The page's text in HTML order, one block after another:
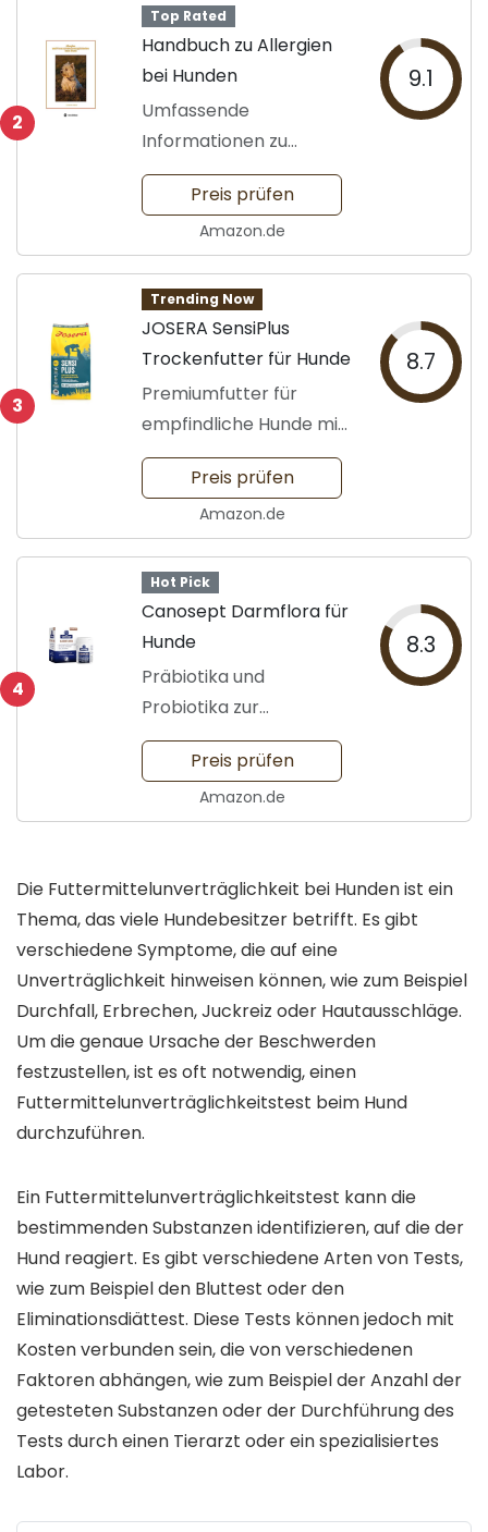
2
Top Rated
Handbuch zu Allergien
bei Hunden
Umfassende
Informationen zu
Symptomen und
Therapien
9.1
Preis prüfen
Amazon.de
3
Trending Now
JOSERA SensiPlus
Trockenfutter für Hunde
Premiumfutter für
empfindliche Hunde mit
Ente
8.7
Preis prüfen
Amazon.de
4
Hot Pick
Canosept Darmflora für
Hunde
Präbiotika und
Probiotika zur
Verdauungsförderung
8.3
Preis prüfen
Amazon.de
Die Futtermittelunverträglichkeit bei Hunden ist ein
Thema, das viele Hundebesitzer betrifft. Es gibt
verschiedene Symptome, die auf eine
Unverträglichkeit hinweisen können, wie zum Beispiel
Durchfall, Erbrechen, Juckreiz oder Hautausschläge.
Um die genaue Ursache der Beschwerden
festzustellen, ist es oft notwendig, einen
Futtermittelunverträglichkeitstest beim Hund
durchzuführen.
Ein Futtermittelunverträglichkeitstest kann die
bestimmenden Substanzen identifizieren, auf die der
Hund reagiert. Es gibt verschiedene Arten von Tests,
wie zum Beispiel den Bluttest oder den
Eliminationsdiättest. Diese Tests können jedoch mit
Kosten verbunden sein, die von verschiedenen
Faktoren abhängen, wie zum Beispiel der Anzahl der
getesteten Substanzen oder der Durchführung des
Tests durch einen Tierarzt oder ein spezialisiertes
Labor.